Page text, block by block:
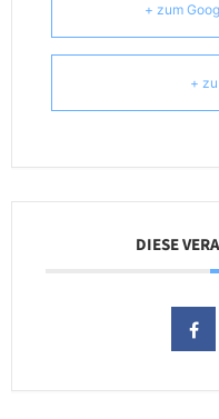
+ zum
+
DIESE